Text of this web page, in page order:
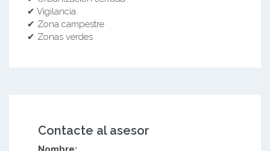
✔ Vigilancia
✔ Zona campestre
✔ Zonas verdes
Contacte al asesor